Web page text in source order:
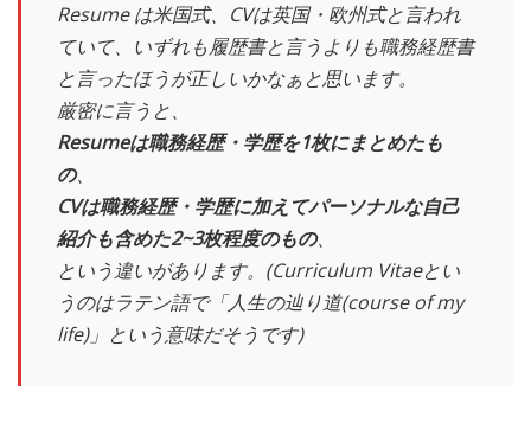
Resume は米国式、CVは英国・欧州式と言われ
ていて、いずれも履歴書と言うよりも職務経歴書
と言ったほうが正しいかなぁと思います。
厳密に言うと、
Resumeは職務経歴・学歴を1枚にまとめたも
の、
CVは職務経歴・学歴に加えてパーソナルな自己
紹介も含めた2~3枚程度のもの、
という違いがあります。(Curriculum Vitaeとい
うのはラテン語で「人生の辿り道(course of my
life)」という意味だそうです)